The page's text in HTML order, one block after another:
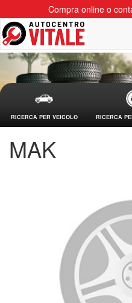
Compra online o
RICERCA PER VEICOLO RICERCA
MAK